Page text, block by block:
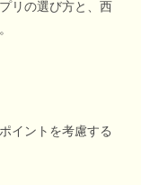
リの選び方と、西
イントを考慮する